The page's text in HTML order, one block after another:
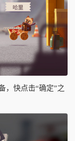
，快点击“确定”之